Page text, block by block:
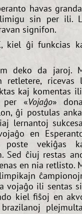
havas
limigu sin per ili.
signifon.
kiel ĝi funkcias
deko da jaroj.
retletere, ricevas
kaj komentas
per «Vojaĝo»
ĝi postulas
lernantoj
en
poste vekiĝas
Sed ĉiuj restas
en nia retlisto.
vojaĝo ili sentas
kiel fiŝoj en